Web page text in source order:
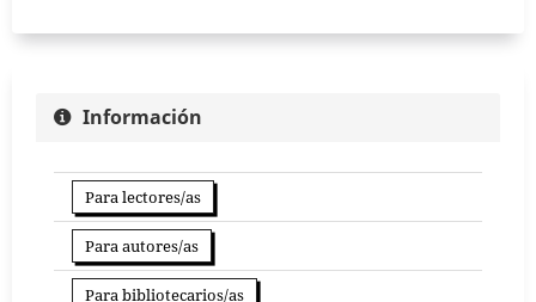
Información
Para lectores/as
Para autores/as
Para bibliotecarios/as